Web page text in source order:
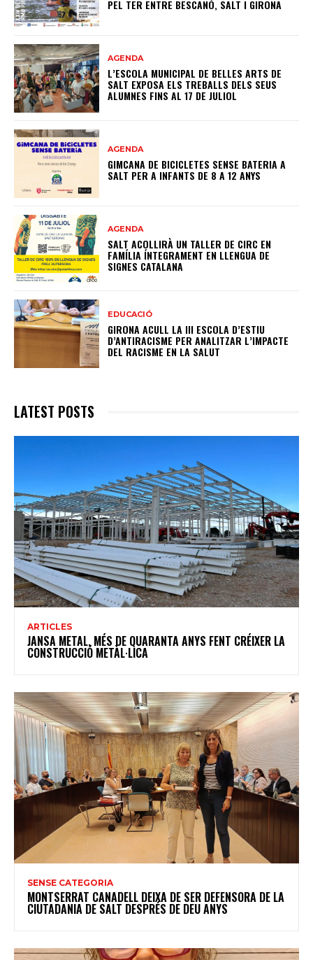
PEL TER ENTRE BESCANÓ, SALT I GIRONA
AGENDA
L’ESCOLA MUNICIPAL DE BELLES ARTS DE
SALT EXPOSA ELS TREBALLS DELS SEUS
ALUMNES FINS AL 17 DE JULIOL
AGENDA
GIMCANA DE BICICLETES SENSE BATERIA A
SALT PER A INFANTS DE 8 A 12 ANYS
AGENDA
SALT ACOLLIRÀ UN TALLER DE CIRC EN
FAMÍLIA ÍNTEGRAMENT EN LLENGUA DE
SIGNES CATALANA
EDUCACIÓ
GIRONA ACULL LA III ESCOLA D’ESTIU
D’ANTIRACISME PER ANALITZAR L’IMPACTE
DEL RACISME EN LA SALUT
LATEST POSTS
ARTICLES
JANSA METAL, MÉS DE QUARANTA ANYS FENT CRÉIXER LA
CONSTRUCCIÓ METÀL·LICA
SENSE CATEGORIA
MONTSERRAT CANADELL DEIXA DE SER DEFENSORA DE LA
CIUTADANIA DE SALT DESPRÉS DE DEU ANYS